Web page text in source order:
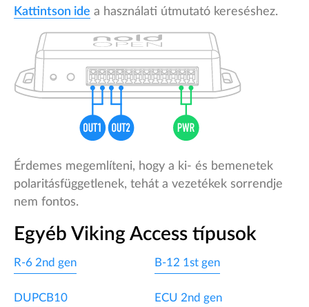
Kattintson ide a használati útmutató kereséshez.
Érdemes megemlíteni, hogy a ki- és bemenetek
polaritásfüggetlenek, tehát a vezetékek sorrendje
nem fontos.
Egyéb Viking Access típusok
R-6 2nd gen B-12 1st gen
DUPCB10 ECU 2nd gen